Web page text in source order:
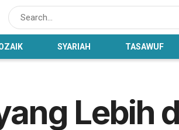
SYARIAH TASAWUF
Lebih